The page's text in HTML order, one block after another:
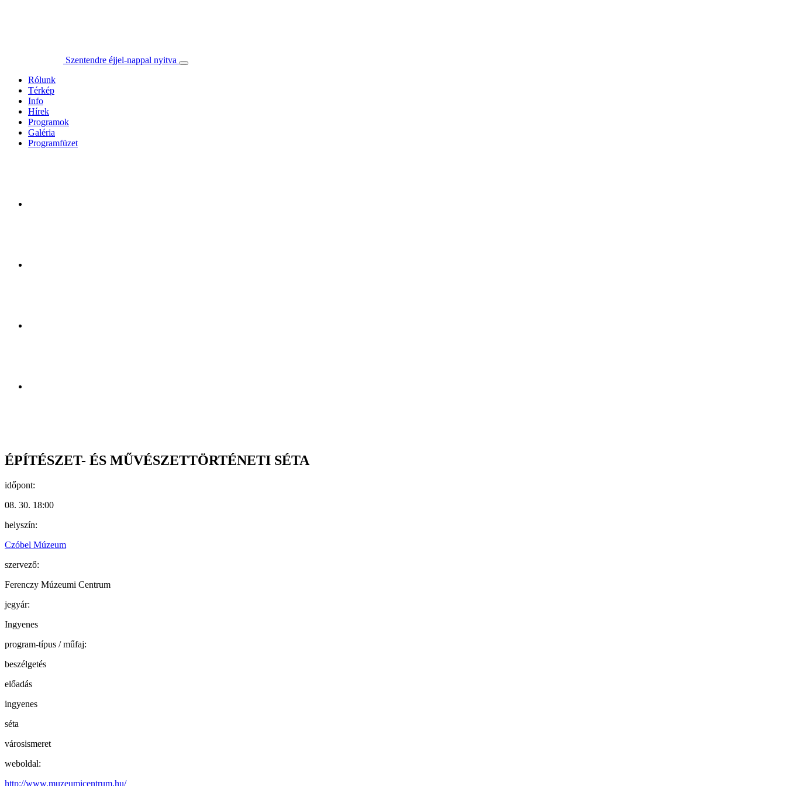
Szentendre éjjel-nappal nyitva
Rólunk
Térkép
Info
Hírek
Programok
Galéria
Programfüzet
ÉPÍTÉSZET- ÉS MŰVÉSZETTÖRTÉNETI SÉTA
időpont:
08. 30. 18:00
helyszín:
Czóbel Múzeum
szervező:
Ferenczy Múzeumi Centrum
jegyár:
Ingyenes
program-típus / műfaj:
beszélgetés
előadás
ingyenes
séta
városismeret
weboldal:
http://www.muzeumicentrum.hu/